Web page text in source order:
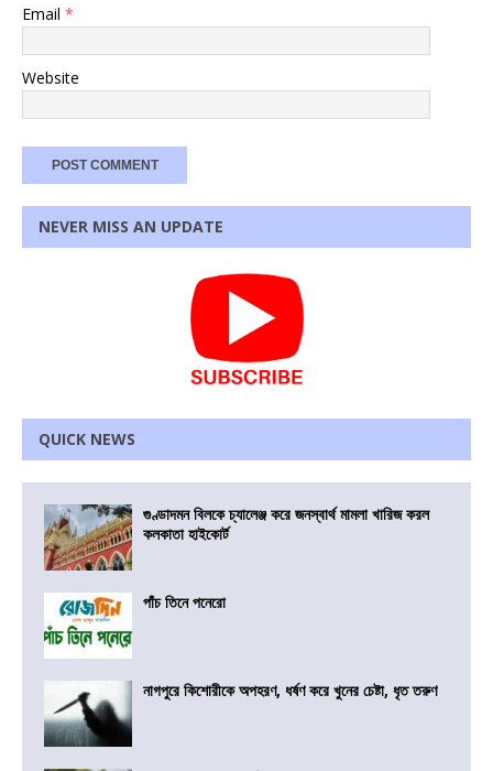
Email *
Website
NEVER MISS AN UPDATE
QUICK NEWS
গুণ্ডাদমন বিলকে চ্যালেঞ্জ করে জনস্বার্থ মামলা খারিজ করল
কলকাতা হাইকোর্ট
পাঁচ তিনে পনেরো
নাগপুরে কিশোরীকে অপহরণ, ধর্ষণ করে খুনের চেষ্টা, ধৃত তরুণ